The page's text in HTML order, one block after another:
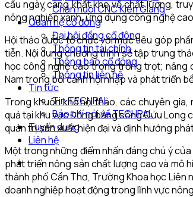
Chăn nuôi CNC Kiên Giang
Quan hệ cổ đông
Đại hội đồng cổ đông
Thông tin tài chính
Thông báo cổ đông
Thông tin liên hệ
Tin tức
Tin TECHPAL
Báo chí nói về TECHPAL
Tuyển dụng
Liên hệ
cầu ngày càng khắt khe về chất lượng,
nông nghiệp xanh, ứng dụng công nghệ
Hội thảo được tổ chức với mục tiêu góp
tiễn. Nội dung chương trình sẽ tập trung
học công nghệ cao trong trồng trọt; nâng
Nam trong bối cảnh hội nhập và phát triển
Trong khuôn khổ hội thảo, các chuyên
quả tại khu vực Đồng bằng sông Cửu Long
quản trị sản xuất hiện đại và định hướng
Một trong những điểm nhấn đáng chú ý
phát triển nông sản chất lượng cao và mô
thành phố Cần Thơ, Trường Khoa học Liên
doanh nghiệp hoạt động trong lĩnh vực